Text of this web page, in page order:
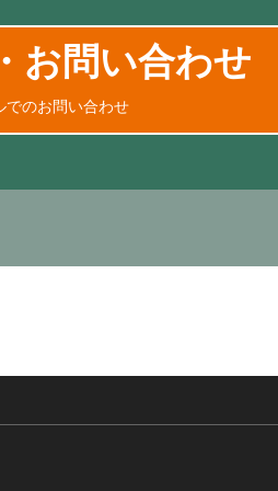
お問い合わせ
でのお問い合わせ